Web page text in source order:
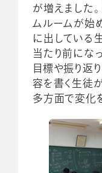
が増えました
ムルームが始
に出している
当たり前にな
目標や振り返
容を書く生徒
多方面で変化